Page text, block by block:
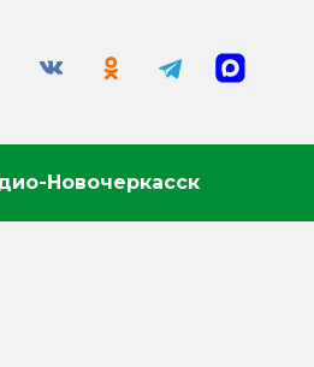
Новочеркасск